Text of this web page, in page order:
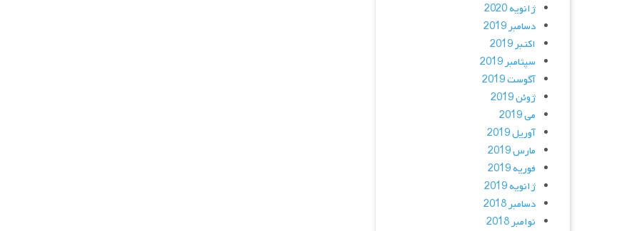
ژانویه 2020
دسامبر 2019
اکتبر 2019
سپتامبر 2019
آگوست 2019
ژوئن 2019
می 2019
آوریل 2019
مارس 2019
فوریه 2019
ژانویه 2019
دسامبر 2018
نوامبر 2018